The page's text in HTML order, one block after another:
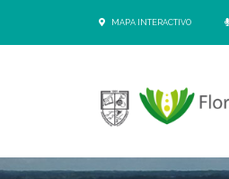
MAPA INTERACTIVO